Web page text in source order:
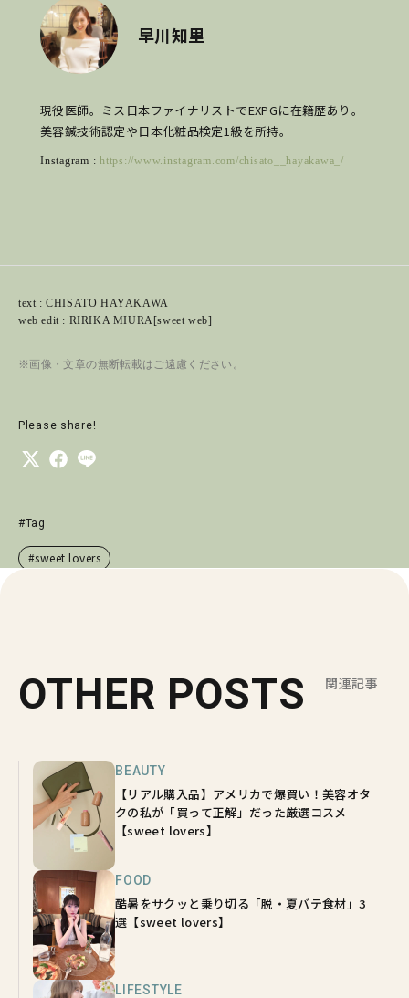
早川知里
現役医師。ミス日本ファイナリストでEXPGに在籍歴あり。
美容鍼技術認定や日本化粧品検定1級を所持。
Instagram : https://www.instagram.com/chisato__hayakawa_/
text : CHISATO HAYAKAWA
web edit : RIRIKA MIURA[sweet web]
※画像・文章の無断転載はご遠慮ください。
Please share!
#Tag
#sweet lovers
OTHER POSTS 関連記事
BEAUTY
【リアル購入品】アメリカで爆買い！美容オタ
クの私が「買って正解」だった厳選コスメ
【sweet lovers】
FOOD
酷暑をサクッと乗り切る「脱・夏バテ食材」3
選【sweet lovers】
LIFESTYLE